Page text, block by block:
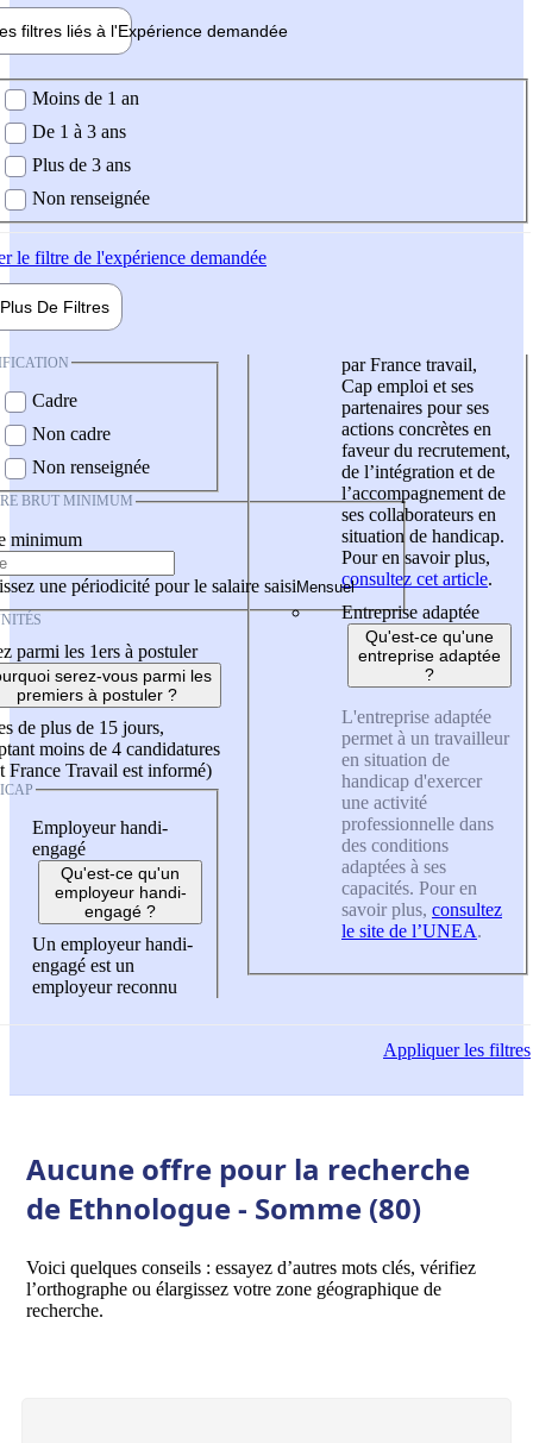
filtres liés à l'Expérience demandée
demandée
Moins de 1 an
De 1 à 3 ans
Plus de 3 ans
Non renseignée
le filtre de l'expérience demandée
Plus De Filtres
Cadre
Non cadre
Non renseignée
BRUT MINIMUM
minimum
une périodicité pour le salaire saisi
parmi les 1ers à postuler
serez-vous parmi les
premiers à postuler ?
de plus de 15 jours,
moins de 4 candidatures
France Travail est informé)
Employeur handi-
engagé
Qu'est-ce qu'un
employeur handi-
engagé ?
Un employeur handi-
engagé est un
employeur reconnu
par France travail,
Cap emploi et ses
partenaires pour ses
actions concrètes en
faveur du recrutement,
de l’intégration et de
l’accompagnement de
ses collaborateurs en
situation de handicap.
Pour en savoir plus,
consultez cet article.
Entreprise adaptée
Qu'est-ce qu'une
entreprise adaptée
?
L'entreprise adaptée
permet à un travailleur
en situation de
handicap d'exercer
une activité
professionnelle dans
des conditions
adaptées à ses
capacités. Pour en
savoir plus, consultez
le site de l’UNEA.
Appliquerles filtres
Aucune offre pour la recherche
de Ethnologue - Somme (80)
Voici quelques conseils : essayez d’autres mots clés, vérifiez
l’orthographe ou élargissez votre zone géographique de
recherche.